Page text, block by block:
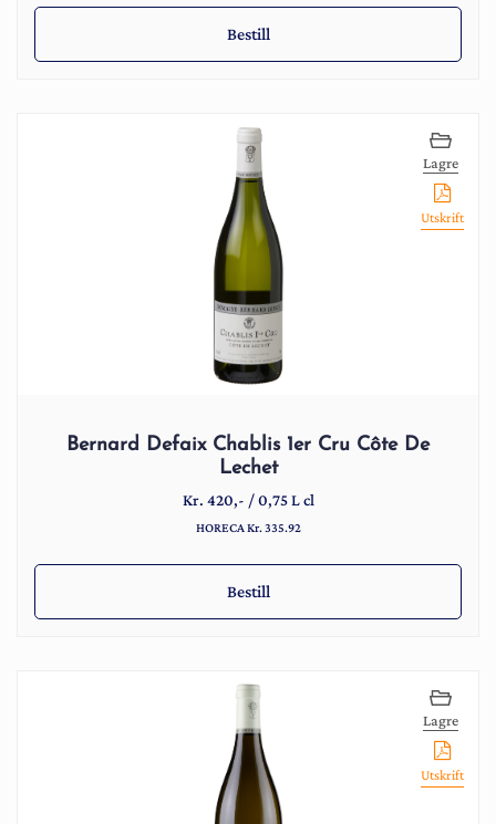
Bestill
Utskrift
Bestill
Bernard Defaix Chablis 1er Cru Côte De
Lechet
Kr. 420,- /0,75 L cl
HORECA Kr. 335.92
Lagre
Utskrift
Lagre